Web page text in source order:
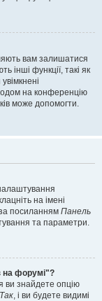
вам залишатися
інші функції, такі як
на конференцію
може допомогти.
на імені
за посиланням Панель
та параметри.
на форумі"?
ви знайдете опцію
Так, і ви будете видимі